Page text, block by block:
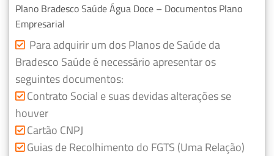
Plano Bradesco Saúde Água Doce – Documentos Plano
Empresarial
Para adquirir um dos Planos de Saúde da
Bradesco Saúde é necessário apresentar os
seguintes documentos:
Contrato Social e suas devidas alterações se
houver
Cartão CNPJ
Guias de Recolhimento do FGTS (Uma Relação)